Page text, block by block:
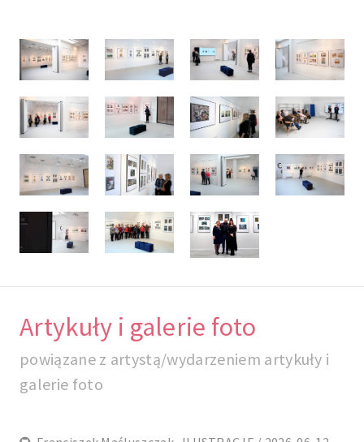
Artykuły i galerie foto
powiązane z artystą/wydarzeniem artykuły i
galerie foto